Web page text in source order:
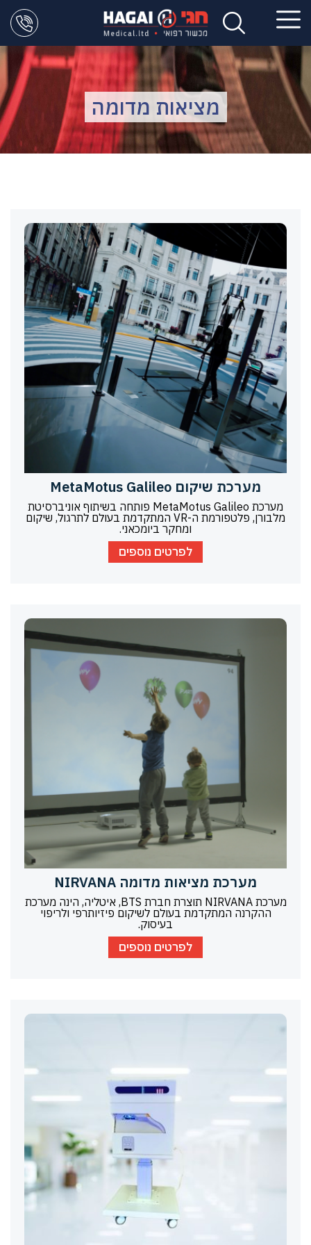
מציאות מדומה
מערכת שיקום MetaMotus Galileo
מערכת MetaMotus Galileo פותחה בשיתוף אוניברסיטת
מלבורן, פלטפורמת ה-VR המתקדמת בעולם לתרגול, שיקום
ומחקר ביומכאני.
לפרטים נוספים
מערכת מציאות מדומה NIRVANA
מערכת NIRVANA תוצרת חברת BTS, איטליה, הינה מערכת
ההקרנה המתקדמת בעולם לשיקום פיזיותרפי ולריפוי
בעיסוק.
לפרטים נוספים